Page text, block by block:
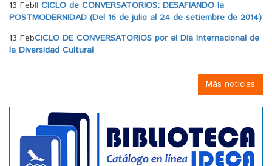
13 FebII CICLO de CONVERSATORIOS: DESAFIANDO la
POSTMODERNIDAD (Del 16 de julio al 24 de setiembre de 2014)
13 FebCICLO DE CONVERSATORIOS por el Día Internacional de
la Diversidad Cultural
Más noticias